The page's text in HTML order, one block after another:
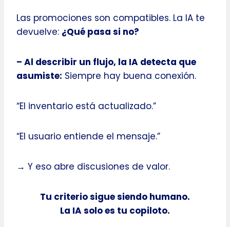
Las promociones son compatibles. La IA te
devuelve: ¿Qué pasa si no?
– Al describir un flujo, la IA detecta que
asumiste: Siempre hay buena conexión.
“El inventario está actualizado.”
“El usuario entiende el mensaje.”
→ Y eso abre discusiones de valor.
Tu criterio sigue siendo humano.
La IA solo es tu copiloto.